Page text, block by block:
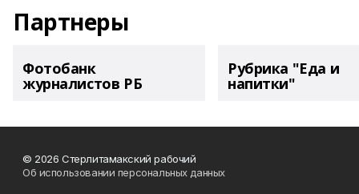
Партнеры
Фотобанк
журналистов РБ
Рубрика "Еда и
напитки"
© 2026 Стерлитамакский рабочий
Об использовании персональных данных